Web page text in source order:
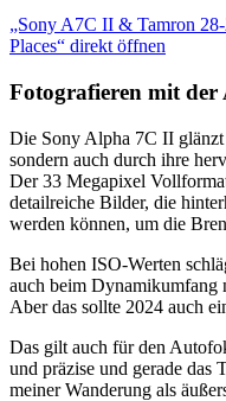
200
mm
im
|
+
Lost
Places“
von
YouTube
anzeigen
„Sony A7C II & Tamron
Places“ direkt öffnen
Fotografieren mit
Die Sony Alpha 7C II
sondern auch durch ihre
Der 33 Megapixel
detailreiche Bilder, die
werden können, um die
Bei hohen ISO-Werten
auch beim Dynamikumfang
Aber das sollte 2024 auch
Das gilt auch für den
und präzise und gerade das
meiner Wanderung als